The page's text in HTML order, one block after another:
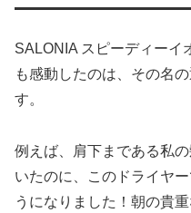
SALONIA スピーディーイ
も感動したのは、その名
す。
例えば、肩下まである私
いたのに、このドライヤ
うになりました！朝の貴